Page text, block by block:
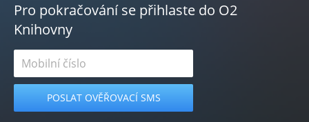
Pro pokračování se přihlaste do O2
Knihovny